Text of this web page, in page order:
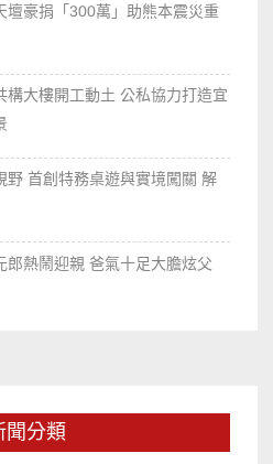
壇豪捐「300萬」助熊本震災重
構大樓開工動土 公私協力打造宜
野 首創特務桌遊與實境闖關 解
郎熱鬧迎親 爸氣十足大膽炫父
聞分類